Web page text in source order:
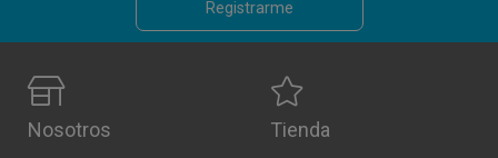
Registrarme
Nosotros Tienda